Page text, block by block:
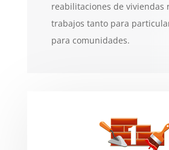
reabilitaciones de viviendas
trabajos tanto para
para comunidades.